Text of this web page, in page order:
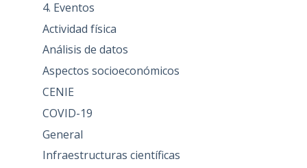
4. Eventos
Actividad física
Análisis de datos
Aspectos socioeconómicos
CENIE
COVID-19
General
Infraestructuras científicas